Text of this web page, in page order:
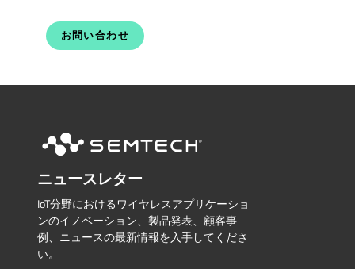
お問い合わせ
ニュースレター
IoT分野におけるワイヤレスアプリケーショ
ンのイノベーション、製品発表、顧客事
例、ニュースの最新情報を入手してくださ
い。